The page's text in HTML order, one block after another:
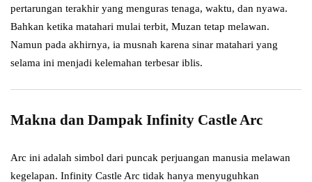
pertarungan terakhir yang menguras tenaga, waktu, dan nyawa.
Bahkan ketika matahari mulai terbit, Muzan tetap melawan.
Namun pada akhirnya, ia musnah karena sinar matahari yang
selama ini menjadi kelemahan terbesar iblis.
Makna dan Dampak Infinity Castle Arc
Arc ini adalah simbol dari puncak perjuangan manusia melawan
kegelapan. Infinity Castle Arc tidak hanya menyuguhkan